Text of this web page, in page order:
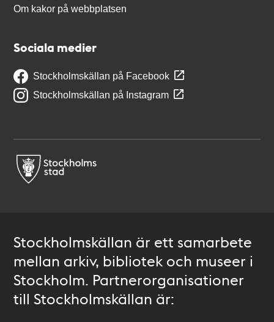
Om kakor på webbplatsen
Sociala medier
Stockholmskällan på Facebook
Stockholmskällan på Instagram
Stockholmskällan är ett samarbete
mellan arkiv, bibliotek och museer i
Stockholm. Partnerorganisationer
till Stockholmskällan är: